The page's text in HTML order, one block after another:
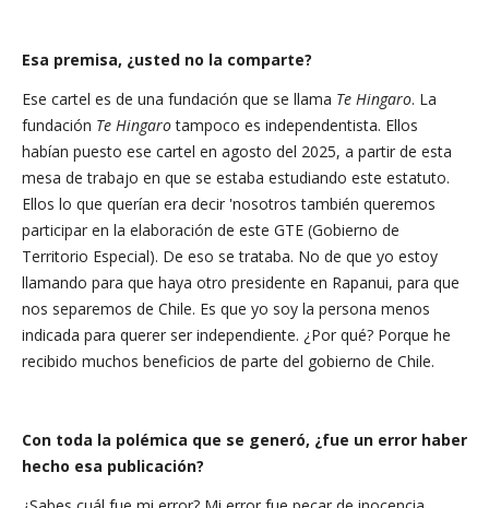
Esa premisa, ¿usted no la comparte?
Ese cartel es de una fundación que se llama Te Hingaro. La
fundación Te Hingarotampoco es independentista. Ellos
habían puesto ese cartel en agosto del 2025, a partir de esta
mesa de trabajo en que se estaba estudiando este estatuto.
Ellos lo que querían era decir 'nosotros también queremos
participar en la elaboración de este GTE (Gobierno de
Territorio Especial). De eso se trataba. No de que yo estoy
llamando para que haya otro presidente en Rapanui, para que
nos separemos de Chile. Es que yo soy la persona menos
indicada para querer ser independiente. ¿Por qué? Porque he
recibido muchos beneficios de parte del gobierno de Chile.
Con toda la polémica que se generó, ¿fue un error haber
hecho esa publicación?